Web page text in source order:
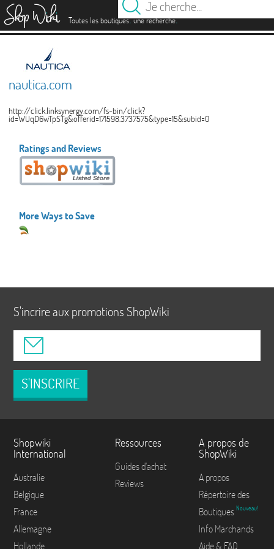
Toutes les boutiques.une recherche.
nautica.com
http://click.linksynergy.com/fs-bin/click?
id=WUqD6wTpSTg&offerid=171598.3737575&type=15&subid=0
Ratings and Reviews
More Ways to Save
S'incrire aux promotions ShopWiki
S'INSCRIRE
Shopwiki
International
Australie
Belgique
France
Allemagne
Hollande
Ressources
Guides d'achat
Reviews
A propos de
ShopWiki
A propos
Répertoire des
Boutiques Nouveau!
Info Marchands
Aide & FAQ